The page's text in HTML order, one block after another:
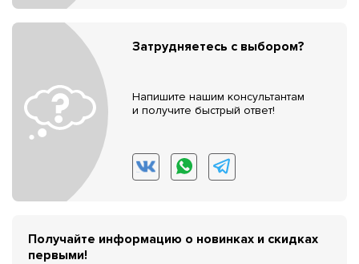
Затрудняетесь с выбором?
Напишите нашим консультантам
и получите быстрый ответ!
Получайте информацию о новинках и скидках
первыми!